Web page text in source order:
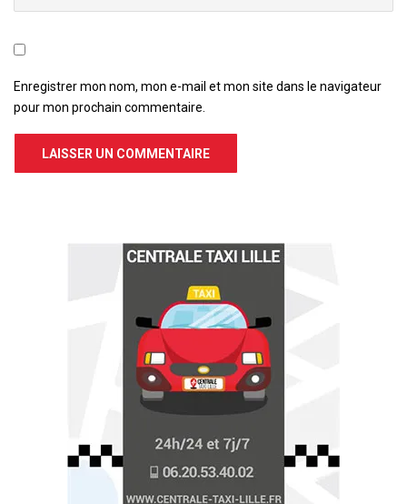
Enregistrer mon nom, mon e-mail et mon site dans le navigateur
pour mon prochain commentaire.